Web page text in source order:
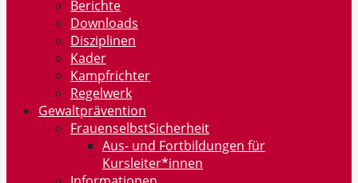
Berichte
Downloads
Disziplinen
Kader
Kampfrichter
Regelwerk
Gewaltprävention
FrauenselbstSicherheit
Aus- und Fortbildungen für
Kursleiter*innen